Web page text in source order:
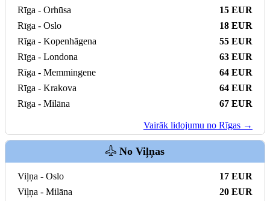
Rīga - Orhūsa
15 EUR
Rīga - Oslo
18 EUR
Rīga - Kopenhāgena
55 EUR
Rīga - Londona
63 EUR
Rīga - Memmingene
64 EUR
Rīga - Krakova
64 EUR
Rīga - Milāna
67 EUR
Vairāk lidojumu no Rīgas →
No Viļņas
Viļņa - Oslo
17 EUR
Viļņa - Milāna
20 EUR